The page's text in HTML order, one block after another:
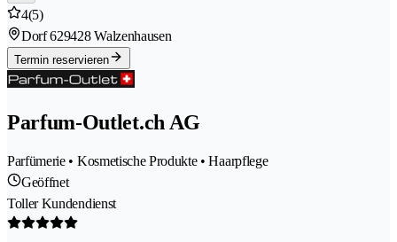
4(5)
Dorf 629428 Walzenhausen
Termin reservieren
Parfum-Outlet.ch AG
Parfümerie • Kosmetische Produkte • Haarpflege
Geöffnet
Toller Kundendienst